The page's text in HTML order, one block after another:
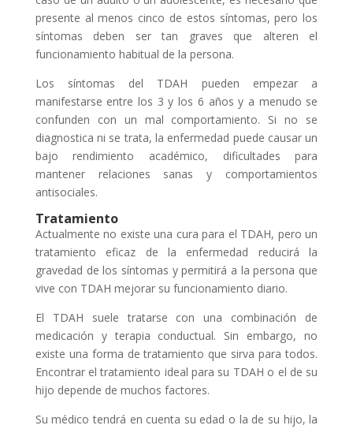
presente al menos cinco de estos síntomas, pero los
síntomas deben ser tan graves que alteren el
funcionamiento habitual de la persona.
Los síntomas del TDAH pueden empezar a
manifestarse entre los 3 y los 6 años y a menudo se
confunden con un mal comportamiento. Si no se
diagnostica ni se trata, la enfermedad puede causar un
bajo rendimiento académico, dificultades para
mantener relaciones sanas y comportamientos
antisociales.
Tratamiento
Actualmente no existe una cura para el TDAH, pero un
tratamiento eficaz de la enfermedad reducirá la
gravedad de los síntomas y permitirá a la persona que
vive con TDAH mejorar su funcionamiento diario.
El TDAH suele tratarse con una combinación de
medicación y terapia conductual. Sin embargo, no
existe una forma de tratamiento que sirva para todos.
Encontrar el tratamiento ideal para su TDAH o el de su
hijo depende de muchos factores.
Su médico tendrá en cuenta su edad o la de su hijo, la